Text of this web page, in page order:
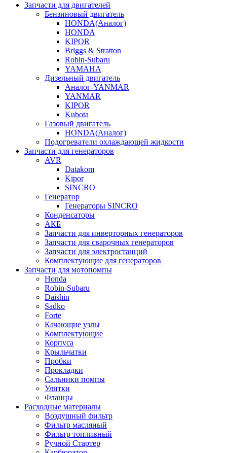
Запчасти для двигателей
Бензиновый двигатель
HONDA(Aналог)
HONDA
KIPOR
Briggs & Stratton
Robin-Subaru
YAMAHA
Дизельный двигатель
Аналог-YANMAR
YANMAR
KIPOR
Kubota
Газовый двигатель
HONDA(Aналог)
Подогреватели охлаждающей жидкости
Запчасти для генераторов
AVR
Datakom
Kipor
SINCRO
Генератор
Генераторы SINCRO
Конденсаторы
АКБ
Запчасти для инверторных генераторов
Запчасти для сварочных генераторов
Запчасти для электростанций
Комплектующие для генераторов
Запчасти для мотопомпы
Honda
Robin-Subaru
Daishin
Sadko
Forte
Качающие узлы
Комплектующие
Корпуса
Крыльчатки
Пробки
Прокладки
Сальники помпы
Улитки
Фланцы
Расходные материалы
Воздушный фильтр
Фильтр масляный
Фильтр топливный
Ручной Стартер